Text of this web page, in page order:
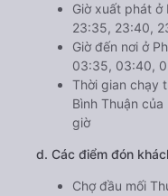
Giờ xuất phát ở
23:35, 23:40,
Giờ đến nơi ở
03:35, 03:40,
Thời gian chạy
Bình Thuận của
giờ
d. Các điểm đón
Chợ đầu mối